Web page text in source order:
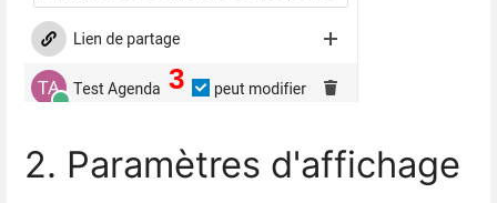
2. Paramètres d'affichage